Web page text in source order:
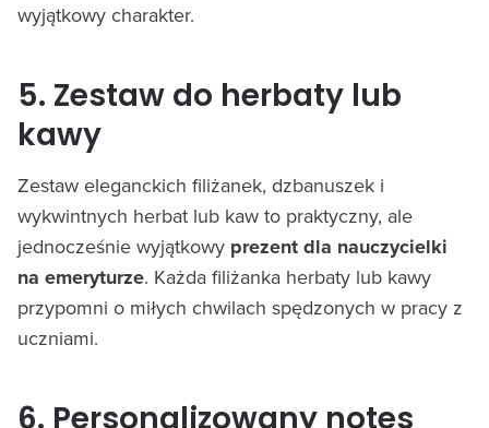
wyjątkowy charakter.
5. Zestaw do herbaty lub
kawy
Zestaw eleganckich filiżanek, dzbanuszek i
wykwintnych herbat lub kaw to praktyczny, ale
jednocześnie wyjątkowy prezent dla nauczycielki
na emeryturze. Każda filiżanka herbaty lub kawy
przypomni o miłych chwilach spędzonych w pracy z
uczniami.
6. Personalizowany notes